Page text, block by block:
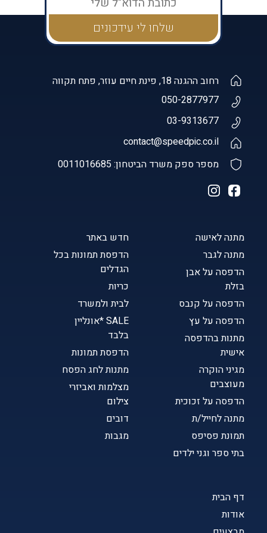
דף הבית
אודות
מתנה לאישה
מתנה לגבר
הדפסה על אבן
בזלת
הדפסה על קנבס
הדפסה על עץ
מתנות בהדפסה
אישית
מגיני הוקרה
מעוצבים
הדפסה על זכוכית
מתנה לחייל/ת
תמונת פסיפס
בתי ספר וגני ילדים
חדש באתר
הדפסת תמונות בכל
הגדלים
כריות
לבית ולמשרד
SALE *אונליין
בלבד
הדפסת תמונות
מתנות לחג הפסח
מצלמות ואביזרי
צילום
דובים
מגבות
רחוב ההגנה 18, פינת חיים עוזר, פתח תקווה
050-2877977
03-9313677
contact@speedpic.co.il
מספר ספק משרד הביטחון: 0011016685